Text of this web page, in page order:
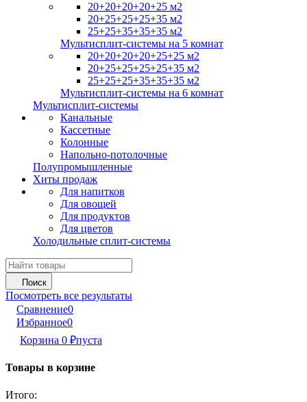
20+20+20+20+25 м2
20+25+25+25+35 м2
25+25+35+35+35 м2
Мультисплит-системы на 5 комнат
20+20+20+20+25+25 м2
20+25+25+25+25+35 м2
25+25+25+35+35+35 м2
Мультисплит-системы на 6 комнат
Мультисплит-системы
Канальные
Кассетные
Колонные
Напольно-потолочные
Полупромышленные
Хиты продаж
Для напитков
Для овощей
Для продуктов
Для цветов
Холодильные сплит-системы
Поиск
Посмотреть все результаты
Сравнение0
Избранное0
Корзина 0 ₽пуста
Товары в корзине
Итого: